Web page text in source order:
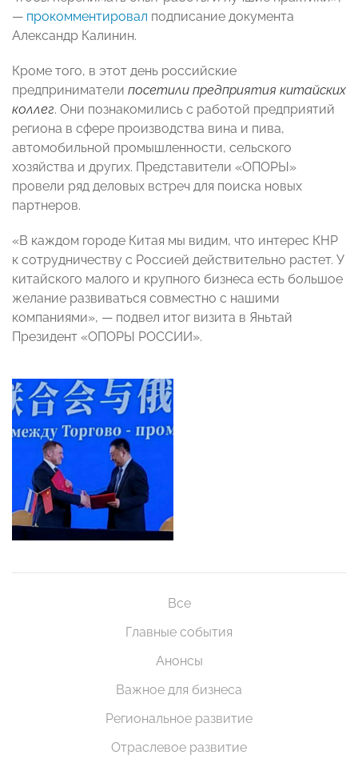
— прокомментировал подписание документа
Александр Калинин.
Кроме того, в этот день российские
предприниматели посетили предприятия китайских
коллег. Они познакомились с работой предприятий
региона в сфере производства вина и пива,
автомобильной промышленности, сельского
хозяйства и других. Представители «ОПОРЫ»
провели ряд деловых встреч для поиска новых
партнеров.
«В каждом городе Китая мы видим, что интерес КНР
к сотрудничеству с Россией действительно растет. У
китайского малого и крупного бизнеса есть большое
желание развиваться совместно с нашими
компаниями», — подвел итог визита в Яньтай
Президент «ОПОРЫ РОССИИ».
Все
Главные события
Анонсы
Важное для бизнеса
Региональное развитие
Отраслевое развитие